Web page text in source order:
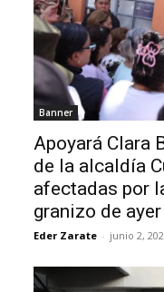
Banner
Apoyará Clara
de la alcaldía
afectadas por
granizo de ayer
Eder Zarate - junio 2,